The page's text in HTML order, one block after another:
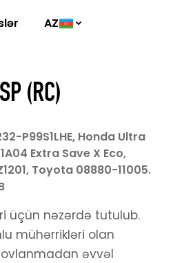
AZ
(RC)
P99S1LHE, Honda Ultra
Extra Save X Eco,
Toyota 08880-11005.
üçün nəzərdə tutulub.
mühərrikləri olan
əvvəl